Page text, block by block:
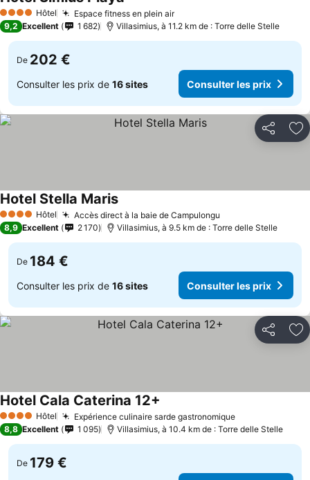
4 Étoiles Hôtel Espace fitness en plein air
9,2 Excellent 1 682 Villasimius, à 11.2 km de : Torre delle Stelle
De 202 €
Consulter les prix de 16 sites Consulter les prix
Partager
4 Étoiles Hôtel Accès direct à la baie de Campulongu
Hotel Stella Maris
8,9 Excellent 2 170 Villasimius, à 9.5 km de : Torre delle Stelle
De 184 €
Consulter les prix de 16 sites Consulter les prix
Partager
4 Étoiles Hôtel Expérience culinaire sarde gastronomique
Hotel Cala Caterina 12+
8,8 Excellent 1 095 Villasimius, à 10.4 km de : Torre delle Stelle
De 179 €